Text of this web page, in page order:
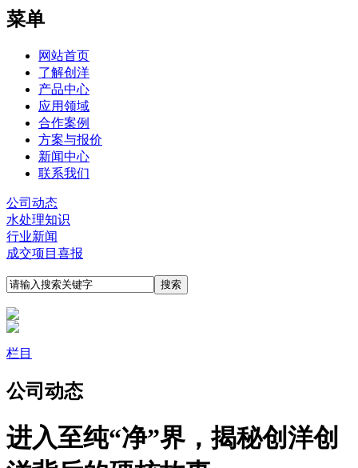
菜单
网站首页
了解创洋
产品中心
应用领域
合作案例
方案与报价
新闻中心
联系我们
公司动态
水处理知识
行业新闻
成交项目喜报
栏目
公司动态
进入至纯“净”界，揭秘创洋创